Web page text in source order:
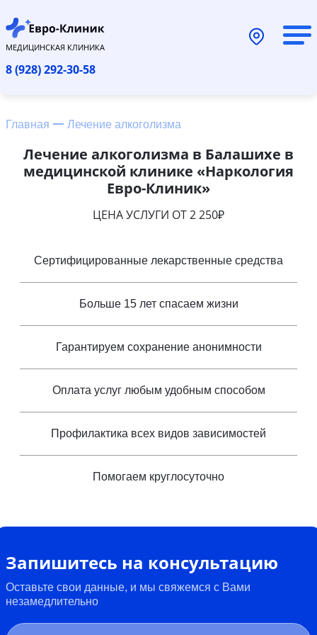
МЕДИЦИНСКАЯ КЛИНИКА
8 (928) 292-30-58
Главная Лечение алкоголизма
Лечение алкоголизма в Балашихе в
медицинской клинике «Наркология
Евро-Клиник»
ЦЕНА УСЛУГИ ОТ 2 250₽
Сертифицированные лекарственные средства
Больше 15 лет спасаем жизни
Гарантируем сохранение анонимности
Оплата услуг любым удобным способом
Профилактика всех видов зависимостей
Помогаем круглосуточно
Запишитесь на консультацию
Оставьте свои данные, и мы свяжемся с Вами
незамедлительно